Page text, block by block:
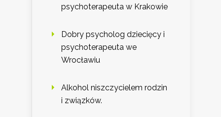
psychoterapeuta w Krakowie
Dobry psycholog dziecięcy i
psychoterapeuta we
Wrocławiu
Alkohol niszczycielem rodzin
i związków.